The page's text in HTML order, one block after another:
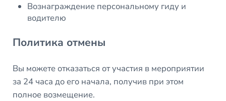
Вознаграждение персональному гиду и
водителю
Политика отмены
Вы можете отказаться от участия в мероприятии
за 24 часа до его начала, получив при этом
полное возмещение.